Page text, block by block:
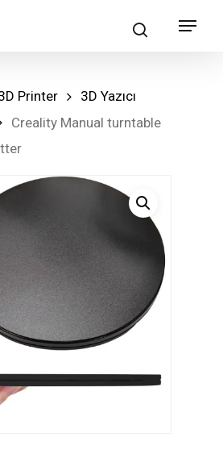
searchMenu
Printer
3D Yazıcı
Creality Manual turntable